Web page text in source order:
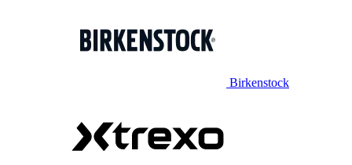
Birkenstock